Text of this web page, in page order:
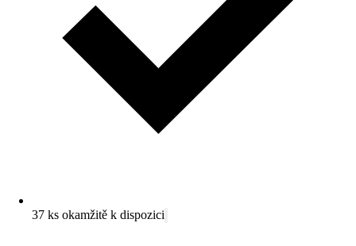
37 ks okamžitě k dispozici